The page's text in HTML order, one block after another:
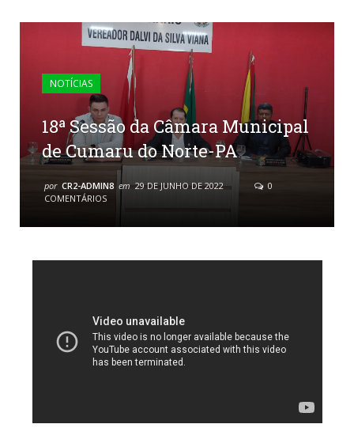
NOTÍCIAS
18ª Sessão da Câmara Municipal
de Cumaru do Norte-PA
por CR2-ADMIN8 em 29 DE JUNHO DE 2022
0
COMENTÁRIOS